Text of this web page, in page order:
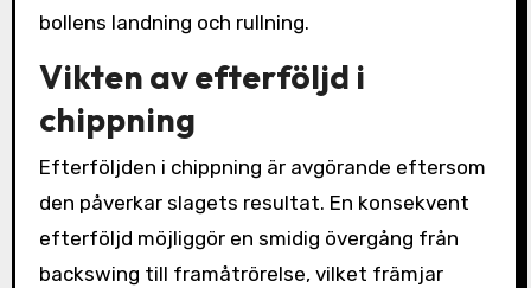
bollens landning och rullning.
Vikten av efterföljd i
chippning
Efterföljden i chippning är avgörande eftersom
den påverkar slagets resultat. En konsekvent
efterföljd möjliggör en smidig övergång från
backswing till framåtrörelse, vilket främjar